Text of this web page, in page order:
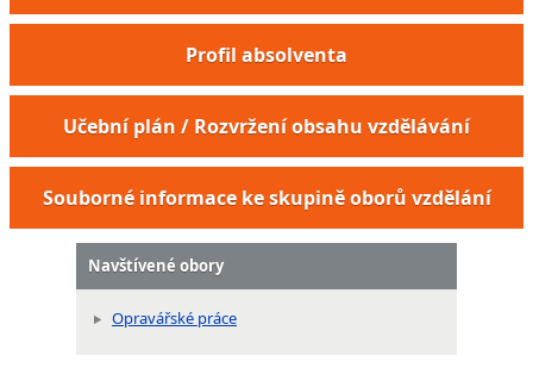
Profil absolventa
Učební plán / Rozvržení obsahu vzdělávání
Souborné informace ke skupině oborů vzdělání
Navštívené obory
Opravářské práce